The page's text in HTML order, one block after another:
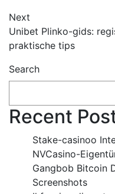
Next
Unibet Plinko-gids:
praktische tips
Search
Recent
Stake-casinoo
NVCasino-
Gangbob Bitcoin
Screenshots